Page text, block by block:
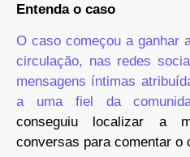
Entenda o caso
O caso começou a ganhar
circulação, nas redes
mensagens íntimas
a uma fiel da
conseguiu localizar a
conversas para comentar o